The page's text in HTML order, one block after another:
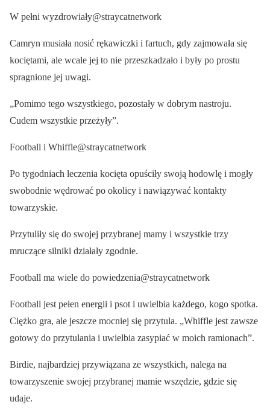
W pełni wyzdrowiały@straycatnetwork
Camryn musiała nosić rękawiczki i fartuch, gdy zajmowała się
kociętami, ale wcale jej to nie przeszkadzało i były po prostu
spragnione jej uwagi.
„Pomimo tego wszystkiego, pozostały w dobrym nastroju.
Cudem wszystkie przeżyły”.
Football i Whiffle@straycatnetwork
Po tygodniach leczenia kocięta opuściły swoją hodowlę i mogły
swobodnie wędrować po okolicy i nawiązywać kontakty
towarzyskie.
Przytuliły się do swojej przybranej mamy i wszystkie trzy
mruczące silniki działały zgodnie.
Football ma wiele do powiedzenia@straycatnetwork
Football jest pełen energii i psot i uwielbia każdego, kogo spotka.
Ciężko gra, ale jeszcze mocniej się przytula. „Whiffle jest zawsze
gotowy do przytulania i uwielbia zasypiać w moich ramionach”.
Birdie, najbardziej przywiązana ze wszystkich, nalega na
towarzyszenie swojej przybranej mamie wszędzie, gdzie się
udaje.